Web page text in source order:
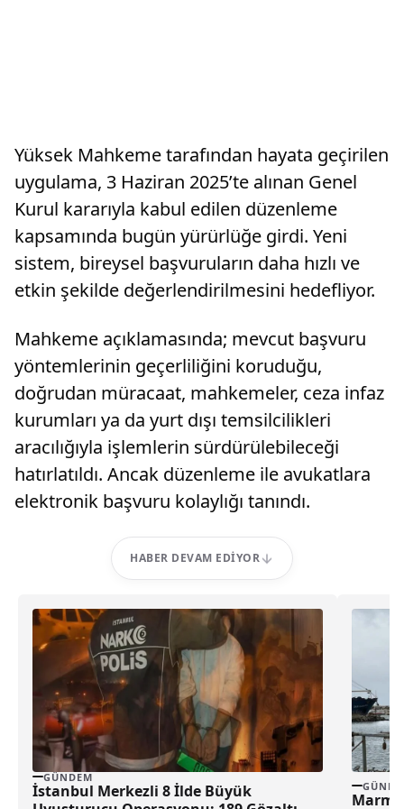
Yüksek Mahkeme tarafından hayata geçirilen
uygulama, 3 Haziran 2025’te alınan Genel
Kurul kararıyla kabul edilen düzenleme
kapsamında bugün yürürlüğe girdi. Yeni
sistem, bireysel başvuruların daha hızlı ve
etkin şekilde değerlendirilmesini hedefliyor.
Mahkeme açıklamasında; mevcut başvuru
yöntemlerinin geçerliliğini koruduğu,
doğrudan müracaat, mahkemeler, ceza infaz
kurumları ya da yurt dışı temsilcilikleri
aracılığıyla işlemlerin sürdürülebileceği
hatırlatıldı. Ancak düzenleme ile avukatlara
elektronik başvuru kolaylığı tanındı.
HABER DEVAM EDIYOR
GÜNDEM
İstanbul Merkezli 8 İlde Büyük